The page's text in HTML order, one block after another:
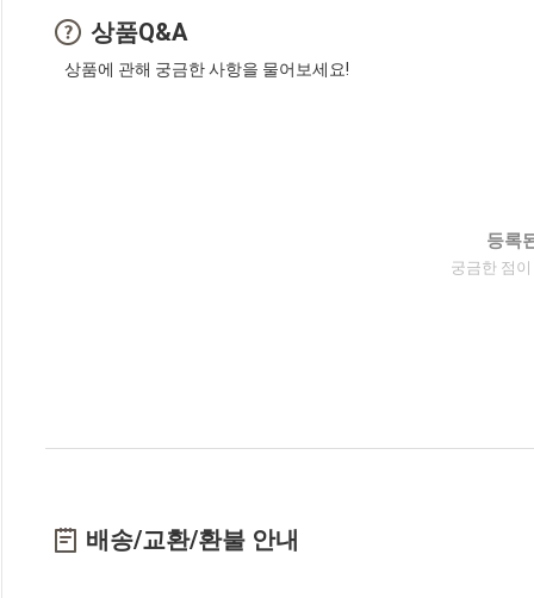
상품Q&A
상품에 관해 궁금한 사항을 물어보세요!
등록
궁금한 점
배송/교환/환불 안내